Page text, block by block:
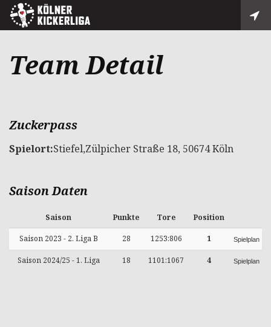
Team Detail
Zuckerpass
Spielort:Stiefel,Zülpicher Straße 18, 50674 Köln
Saison Daten
Saison Punkte Tore Position
Saison 2023 - 2. Liga B 28 1253:806 1 Spielplan
Saison 2024/25 - 1. Liga 18 1101:1067 4 Spielplan